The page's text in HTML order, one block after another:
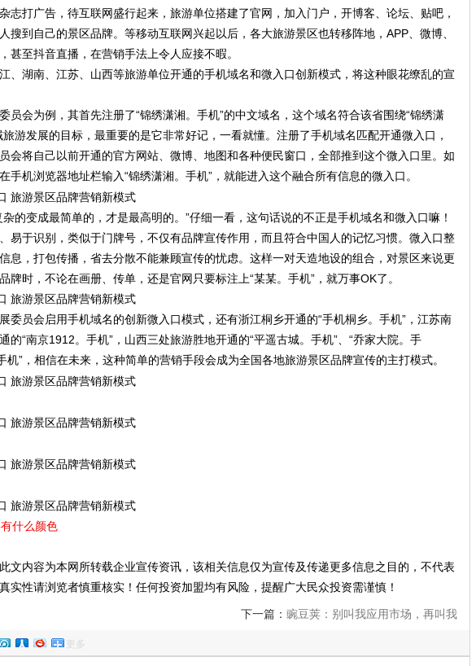
志打广告，待互联网盛行起来，旅游单位搭建了官网，加入门户，开博客、论坛、贴吧，
搜到自己的景区品牌。等移动互联网兴起以后，各大旅游景区也转移阵地，APP、微博、
甚至抖音直播，在营销手法上令人应接不暇。
、湖南、江苏、山西等旅游单位开通的手机域名和微入口创新模式，将这种眼花缭乱的宣
员会为例，其首先注册了“锦绣潇湘。手机”的中文域名，这个域名符合该省围绕“锦绣潇
旅游发展的目标，最重要的是它非常好记，一看就懂。注册了手机域名匹配开通微入口，
会将自己以前开通的官方网站、微博、地图和各种便民窗口，全部推到这个微入口里。如
手机浏览器地址栏输入“锦绣潇湘。手机”，就能进入这个融合所有信息的微入口。
的变成最简单的，才是最高明的。”仔细一看，这句话说的不正是手机域名和微入口嘛！
易于识别，类似于门牌号，不仅有品牌宣传作用，而且符合中国人的记忆习惯。微入口整
息，打包传播，省去分散不能兼顾宣传的忧虑。这样一对天造地设的组合，对景区来说更
牌时，不论在画册、传单，还是官网只要标注上“某某。手机”，就万事OK了。
委员会启用手机域名的创新微入口模式，还有浙江桐乡开通的“手机桐乡。手机”，江苏南
的“南京1912。手机”，山西三处旅游胜地开通的“平遥古城。手机”、“乔家大院。手
机”，相信在未来，这种简单的营销手段会成为全国各地旅游景区品牌宣传的主打模式。
什么颜色
此文内容为本网所转载企业宣传资讯，该相关信息仅为宣传及传递更多信息之目的，不代表
实性请浏览者慎重核实！任何投资加盟均有风险，提醒广大民众投资需谨慎！
下一篇： 豌豆荚：别叫我应用市场，再叫我
更多